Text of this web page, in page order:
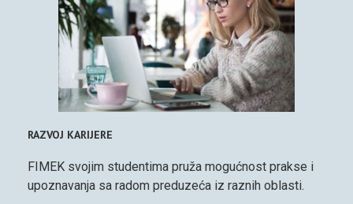
RAZVOJ KARIJERE
FIMEK svojim studentima pruža mogućnost prakse i
upoznavanja sa radom preduzeća iz raznih oblasti.